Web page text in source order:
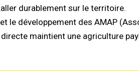
durablement sur le territoire.
le développement des AMAP
maintient une agriculture